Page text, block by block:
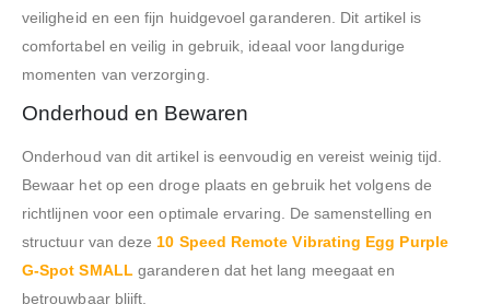
veiligheid en een fijn huidgevoel garanderen. Dit artikel is
comfortabel en veilig in gebruik, ideaal voor langdurige
momenten van verzorging.
Onderhoud en Bewaren
Onderhoud van dit artikel is eenvoudig en vereist weinig tijd.
Bewaar het op een droge plaats en gebruik het volgens de
richtlijnen voor een optimale ervaring. De samenstelling en
structuur van deze10 Speed Remote Vibrating Egg Purple
G-Spot SMALLgaranderen dat het lang meegaat en
betrouwbaar blijft.